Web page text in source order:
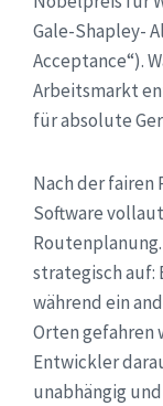
Gale-Shapley-
Acceptance“).
Arbeitsmarkt
für absolute
Nach der
Software
strategisch auf:
während ein
Orten gefahren
Entwickler
unabhängig